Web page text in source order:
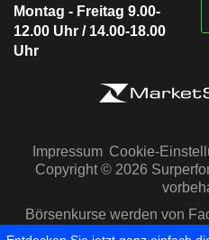
Montag - Freitag 9.00-
12.00 Uhr / 14.00-18.00
Uhr
Impressum Cookie-
Copyright © 2026
Börsenkurse werden von
Capital IQ zur